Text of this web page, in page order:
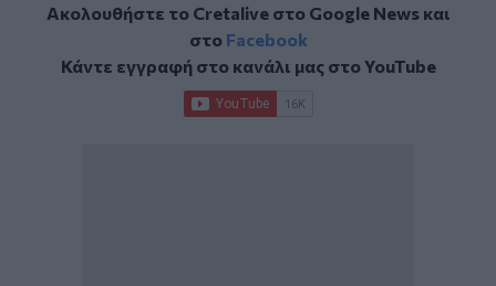
Ακολουθήστε το Cretalive στο Google Newsκαι
στο Facebook
Κάντε εγγραφή στο κανάλι μας στοYouTube